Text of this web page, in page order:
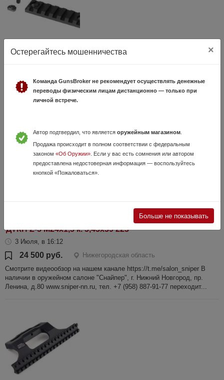
Планка Picatinny Вектор-7,62 VR-PIC7 на M-LOK,
3 Июля, в 13:02
2 200 руб.
Нижегородская область
ДТКП Z-5 М24х1,5 к. 5,45х39 223
3 Июля, в 16:12
24 500 руб.
Нижегородская область
Смотрите видеообзор на нашем канале https://t.me/salon_sniper В
наличии в оружейном салоне "Снайпер", г. Нижний Новгород, пр.
Ленина, д.80 www.sniper-nn.ru, тел. +7 (958) 887-91-77 переходит...
Остерегайтесь мошенничества ×
Команда GunsBroker не рекомендует осуществлять денежные
переводы физическим лицам дистанционно — только при
личной встрече.
Автор подтвердил, что является оружейным магазином.
Продажа происходит в полном соответствии с федеральным
законом «Об Оружии». Если у вас есть сомнения или автором
предоставлена недостоверная информация — воспользуйтесь
кнопкой «Пожаловаться».
Больше не показывать